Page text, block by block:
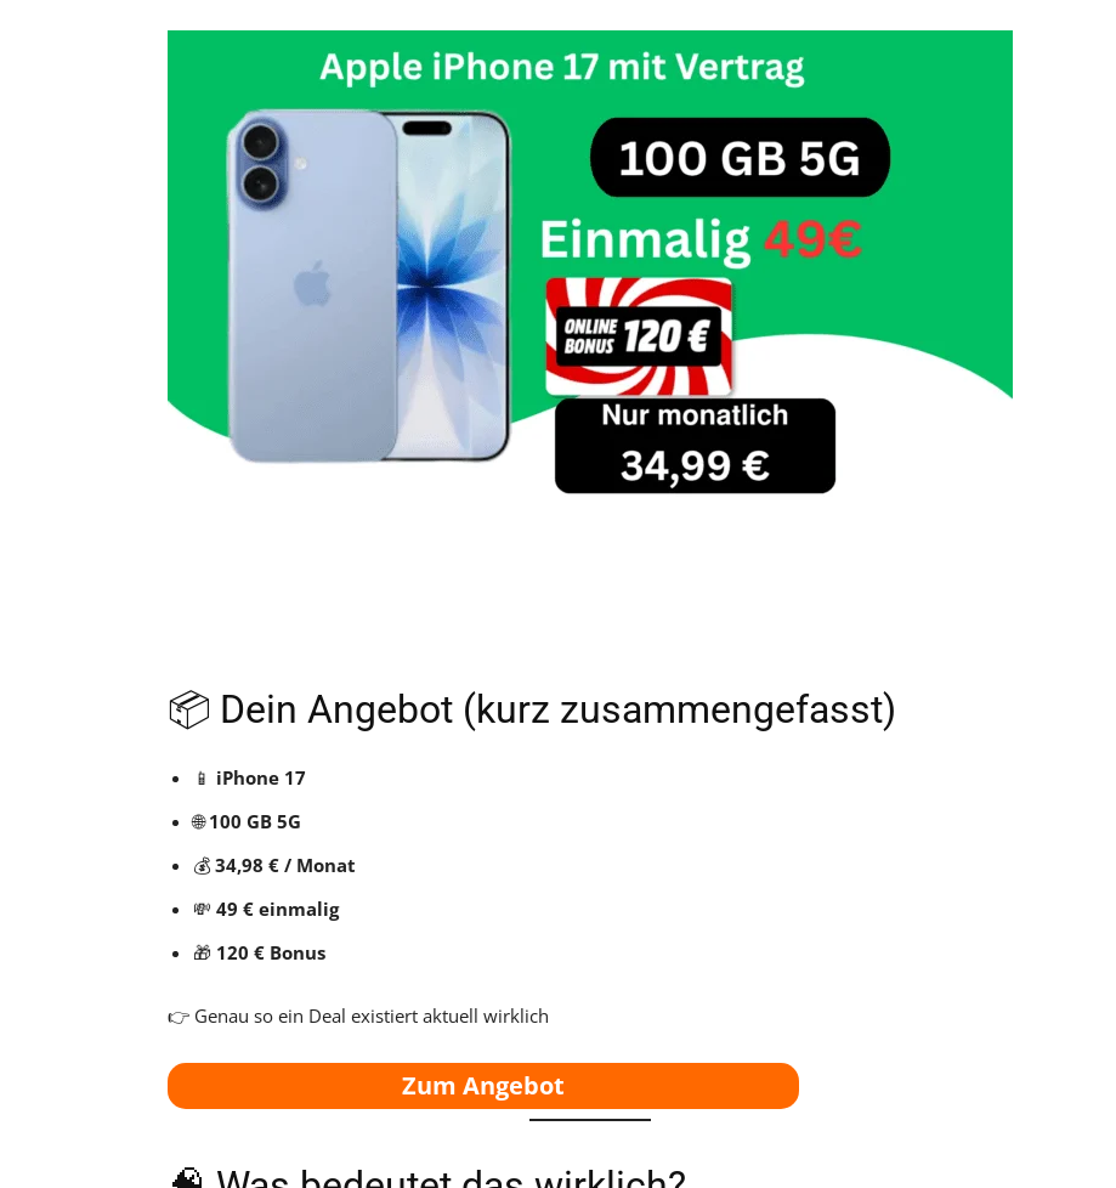
📦 Dein Angebot (kurz zusammengefasst)
📱 iPhone 17
🌐100 GB 5G
💰 34,98 € / Monat
💸 49 € einmalig
🎁 120 € Bonus
👉 Genau so ein Deal existiert aktuell wirklich
Zum Angebot